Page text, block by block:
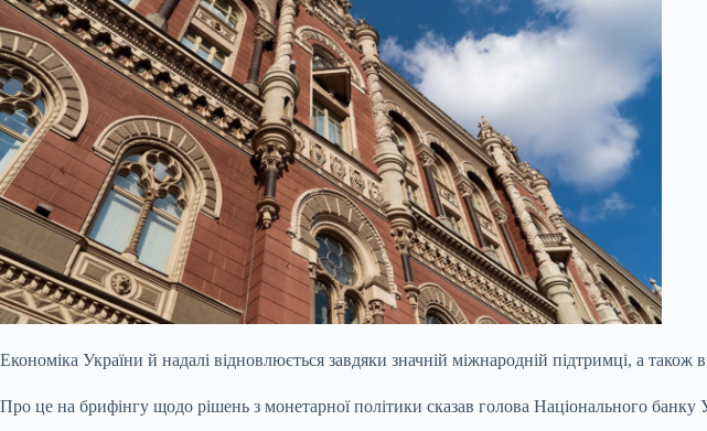
Економіка України й надалі відновлюється завдяки значній міжнародній підтримці, а
Про це на брифінгу щодо рішень з монетарної політики сказав голова Національного